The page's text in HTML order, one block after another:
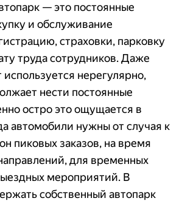
— это постоянные
и обслуживание
страховки, парковку
труда сотрудников. Даже
используется нерегулярно,
нести постоянные
остро это ощущается в
автомобили нужны от случая к
пиковых заказов, на время
для временных
мероприятий. В
собственный автопарк